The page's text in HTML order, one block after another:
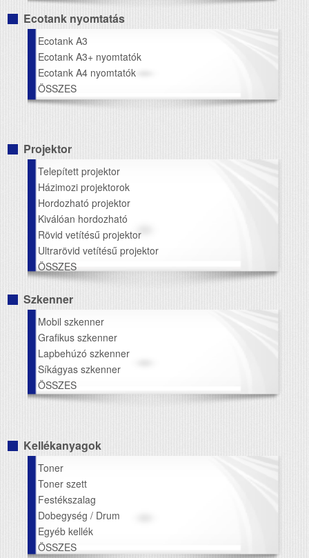
Ecotank nyomtatás
Ecotank A3
Ecotank A3+ nyomtatók
Ecotank A4 nyomtatók
ÖSSZES
Projektor
Telepített projektor
Házimozi projektorok
Hordozható projektor
Kiválóan hordozható
Rövid vetítésű projektor
Ultrarövid vetítésű projektor
ÖSSZES
Szkenner
Mobil szkenner
Grafikus szkenner
Lapbehúzó szkenner
Síkágyas szkenner
ÖSSZES
Kellékanyagok
Toner
Toner szett
Festékszalag
Dobegység / Drum
Egyéb kellék
ÖSSZES